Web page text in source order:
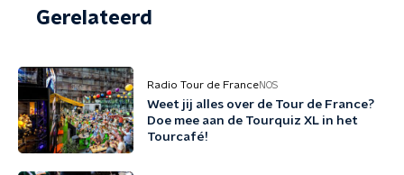
Gerelateerd
Radio Tour de FranceNOS
Weet jij alles over de Tour de France?
Doe mee aan de Tourquiz XL in het
Tourcafé!